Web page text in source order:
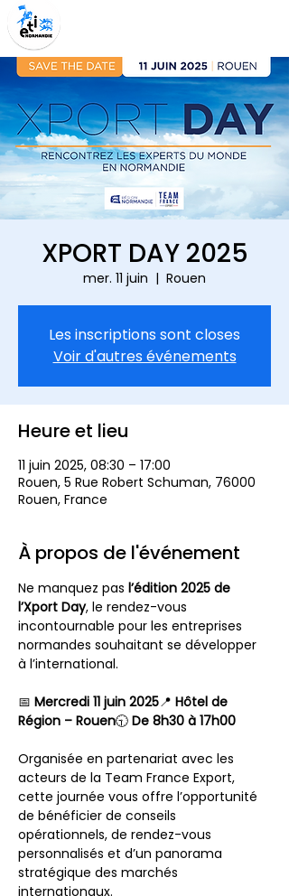
XPORT DAY 2025
mer. 11 juin
  |
Rouen
Les inscriptions sont closes
Voir d'autres événements
Heure et lieu
11 juin 2025, 08:30 – 17:00
Rouen, 5 Rue Robert Schuman, 76000
Rouen, France
À propos de l'événement
Ne manquez pas l’édition 2025 de
l’Xport Day, le rendez-vous
incontournable pour les entreprises
normandes souhaitant se développer
à l’international.
📅 Mercredi 11 juin 2025📍 Hôtel de
Région – Rouen🕤 De 8h30 à 17h00
Organisée en partenariat avec les
acteurs de la Team France Export,
cette journée vous offre l’opportunité
de bénéficier de conseils
opérationnels, de rendez-vous
personnalisés et d’un panorama
stratégique des marchés
internationaux.